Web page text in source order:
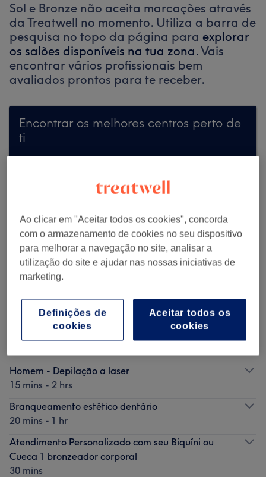
Sol e Bronze não aceita marcações através
da Treatwell no momento. Utiliza a barra de
pesquisa no topo da página para explorar
os salões disponíveis na tua zona.Vais
encontrar vários profissionais bem
avaliados prontos para te receber.
Encontrar os melhores centros perto de
ti
Procurar mais centros
Serviços populares
Homem - Depilação a laser
15 mins - 2 hrs
Branqueamento estético dentário
20 mins - 1 hr
Atendimento Personalizado com seu Biquíni ou
Cueca 1 bronzeador corporal
30 mins
Ao clicar em "Aceitar todos os cookies", concorda
com o armazenamento de cookies no seu dispositivo
para melhorar a navegação no site, analisar a
utilização do site e ajudar nas nossas iniciativas de
marketing.
Aceitar todos os
cookies
Definições de
cookies